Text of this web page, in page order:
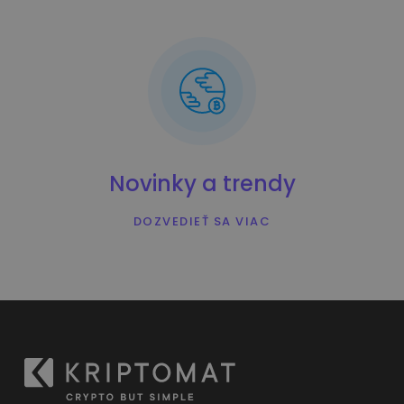
Novinky a trendy
DOZVEDIEŤ SA VIAC